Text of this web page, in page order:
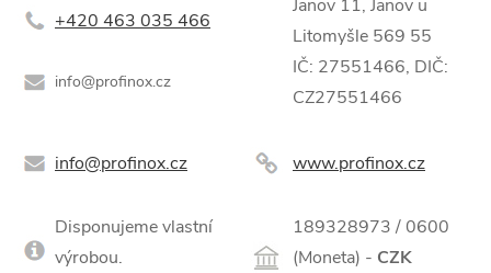
+420 463 035 466
Janov 11, Janov u
Litomyšle 569 55
info@profinox.cz
IČ: 27551466, DIČ:
CZ27551466
info@profinox.cz www.profinox.cz
Disponujeme vlastní
výrobou.
189328973 / 0600
(Moneta) - CZK